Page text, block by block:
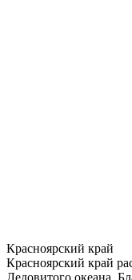
Красноярский край
Красноярский край
Ледовитого океана.